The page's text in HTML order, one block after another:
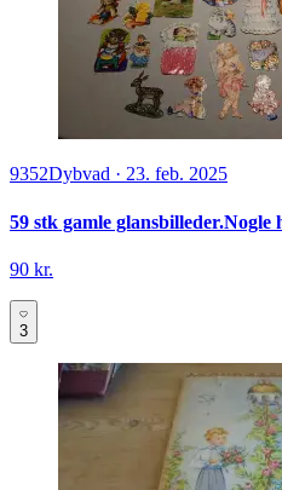
9352Dybvad · 23. feb. 2025
59 stk gamle
90 kr.
3